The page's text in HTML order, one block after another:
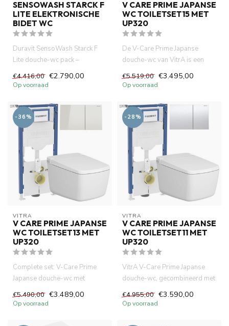
SENSOWASH STARCK F
LITE ELEKTRONISCHE
BIDET WC
Duravit SensoWash Starck F
Lite douche-wc pack –
compleet met randloos
wandclose...
€4.416,00 €2.790,00
Op voorraad
V CARE PRIME JAPANSE
WC TOILETSET15 MET
UP320
De V-Care Prime Japanse
douche-wc van VitrA is een
moderne, slimme high-tech
toi...
€5.519,00 €3.495,00
Op voorraad
-36%
VITRA
V CARE PRIME JAPANSE
WC TOILETSET13 MET
UP320
Complete set: V-Care Prime
Japanse douche-wc met
Geberit UP320
inbouwreservoir e...
€5.490,00 €3.489,00
Op voorraad
-28%
VITRA
V CARE PRIME JAPANSE
WC TOILETSET11 MET
UP320
VitrA V-Care Prime Japanse
douche-wc, gecombineerd met
het Geberit UP320 inbouwr...
€4.955,00 €3.590,00
Op voorraad